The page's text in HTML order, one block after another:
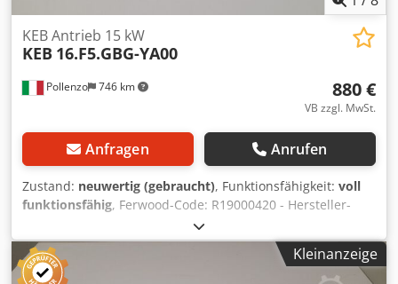
Pollenzo 746 km
KEB Antrieb 15 kW
KEB 16.F5.GBG-YA00
880 €
VB zzgl. MwSt.
Anfragen Anrufen
Zustand: neuwertig (gebraucht), Funktionsfähigkeit: voll
funktionsfähig, Ferwood-Code: R19000420 - Hersteller-
Code: 16.F5.GBG-YA00 - Zustand: Wie neu
(Ausstellungsstück) - Funktionalität: Voll funktionsfähig -
Kompatible Maschine: - Bei Interesse bieten wir einen
Überholungsservice an, bitte kontaktieren Sie uns. 8,5 kg -
Kleinanzeige